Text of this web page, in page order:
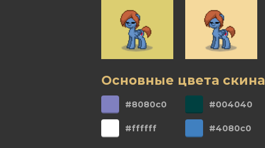
Основные цвета скина
#8080c0 #004040
#ffffff #4080c0